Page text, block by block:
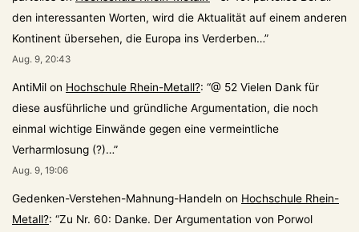
den interessanten Worten, wird die Aktualität auf einem anderen
Kontinent übersehen, die Europa ins Verderben…”
Aug. 9, 20:43
AntiMil on Hochschule Rhein-Metall?: “@ 52 Vielen Dank für
diese ausführliche und gründliche Argumentation, die noch
einmal wichtige Einwände gegen eine vermeintliche
Verharmlosung (?)…”
Aug. 9, 19:06
Gedenken-Verstehen-Mahnung-Handeln on Hochschule Rhein-
Metall?: “Zu Nr. 60: Danke. Der Argumentation von Porwol